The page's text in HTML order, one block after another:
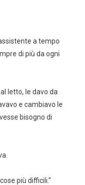
a tempo
di più da ogni
letto, le davo da
e cambiavo le
bisogno di
più difficili.”